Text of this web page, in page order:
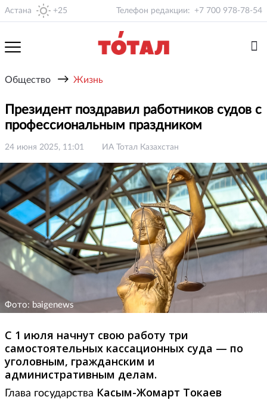
Астана +25 Телефон редакции: +7 700 978-78-54
Общество → Жизнь
Президент поздравил работников судов с
профессиональным праздником
24 июня 2025, 11:01 ИА Тотал Казахстан
Фото: baigenews
С 1 июля начнут свою работу три
самостоятельных кассационных суда — по
уголовным, гражданским и
административным делам.
Глава государства Касым-Жомарт Токаев